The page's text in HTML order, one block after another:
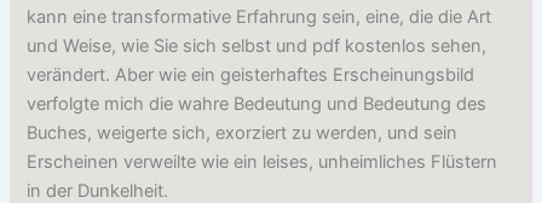
kann eine transformative Erfahrung sein, eine, die die Art
und Weise, wie Sie sich selbst und pdf kostenlos sehen,
verändert. Aber wie ein geisterhaftes Erscheinungsbild
verfolgte mich die wahre Bedeutung und Bedeutung des
Buches, weigerte sich, exorziert zu werden, und sein
Erscheinen verweilte wie ein leises, unheimliches Flüstern
in der Dunkelheit.